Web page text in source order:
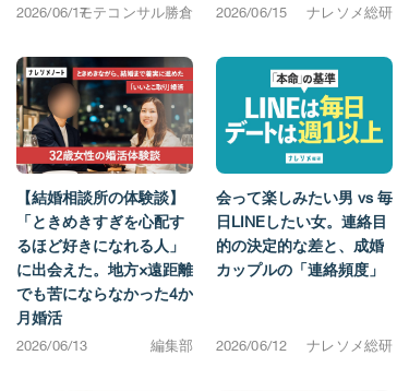
2026/06/17モテコンサル勝倉 2026/06/15 ナレソメ総研
【結婚相談所の体験談】
「ときめきすぎを心配す
るほど好きになれる人」
に出会えた。地方×遠距離
でも苦にならなかった4か
月婚活
2026/06/13 編集部
会って楽しみたい男 vs 毎
日LINEしたい女。連絡目
的の決定的な差と、成婚
カップルの「連絡頻度」
2026/06/12 ナレソメ総研